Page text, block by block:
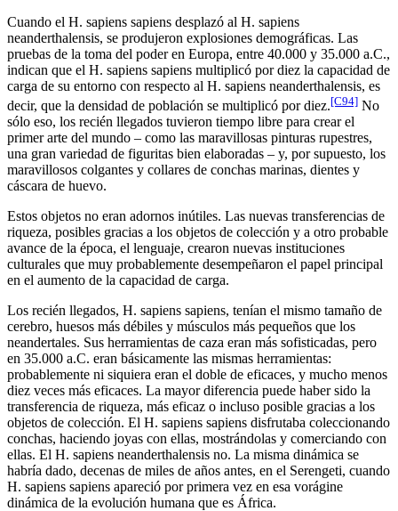
Cuando el H. sapiens sapiens desplazó al H. sapiens
neanderthalensis, se produjeron explosiones demográficas. Las
pruebas de la toma del poder en Europa, entre 40.000 y 35.000 a.C.,
indican que el H. sapiens sapiens multiplicó por diez la capacidad de
carga de su entorno con respecto al H. sapiens neanderthalensis, es
decir, que la densidad de población se multiplicó por diez.[C94] No
sólo eso, los recién llegados tuvieron tiempo libre para crear el
primer arte del mundo – como las maravillosas pinturas rupestres,
una gran variedad de figuritas bien elaboradas – y, por supuesto, los
maravillosos colgantes y collares de conchas marinas, dientes y
cáscara de huevo.
Estos objetos no eran adornos inútiles. Las nuevas transferencias de
riqueza, posibles gracias a los objetos de colección y a otro probable
avance de la época, el lenguaje, crearon nuevas instituciones
culturales que muy probablemente desempeñaron el papel principal
en el aumento de la capacidad de carga.
Los recién llegados, H. sapiens sapiens, tenían el mismo tamaño de
cerebro, huesos más débiles y músculos más pequeños que los
neandertales. Sus herramientas de caza eran más sofisticadas, pero
en 35.000 a.C. eran básicamente las mismas herramientas:
probablemente ni siquiera eran el doble de eficaces, y mucho menos
diez veces más eficaces. La mayor diferencia puede haber sido la
transferencia de riqueza, más eficaz o incluso posible gracias a los
objetos de colección. El H. sapiens sapiens disfrutaba coleccionando
conchas, haciendo joyas con ellas, mostrándolas y comerciando con
ellas. El H. sapiens neanderthalensis no. La misma dinámica se
habría dado, decenas de miles de años antes, en el Serengeti, cuando
H. sapiens sapiens apareció por primera vez en esa vorágine
dinámica de la evolución humana que es África.